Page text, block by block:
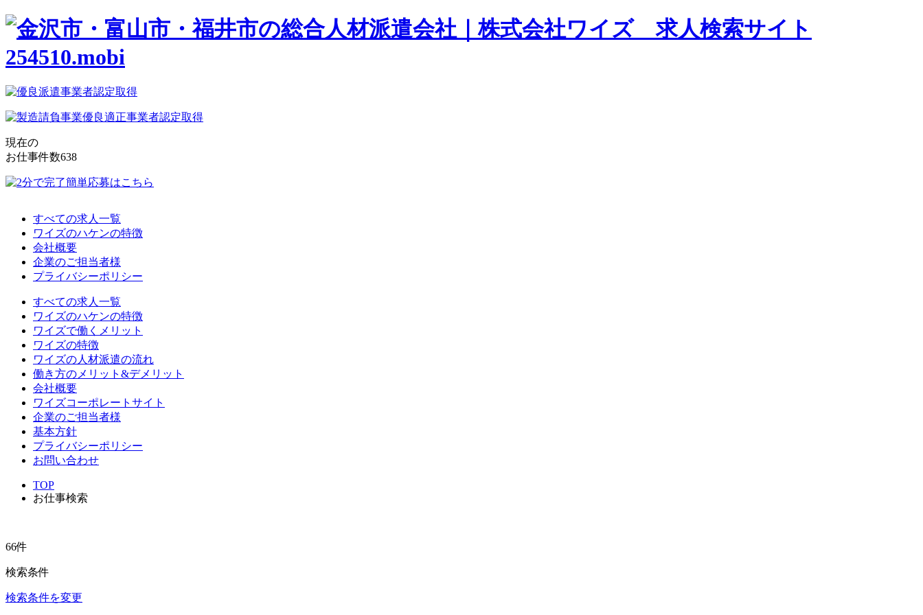
現在の
お仕事件数638
すべての求人一覧
ワイズのハケンの特徴
会社概要
企業のご担当者様
プライバシーポリシー
すべての求人一覧
ワイズのハケンの特徴
ワイズで働くメリット
ワイズの特徴
ワイズの人材派遣の流れ
働き方のメリット&デメリット
会社概要
ワイズコーポレートサイト
企業のご担当者様
基本方針
プライバシーポリシー
お問い合わせ
TOP
お仕事検索
66件
検索条件
検索条件を変更